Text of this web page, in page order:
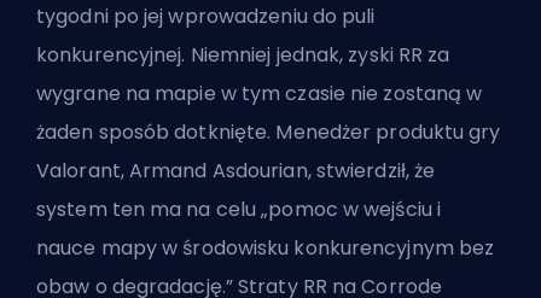
tygodni po jej wprowadzeniu do puli
konkurencyjnej. Niemniej jednak, zyski RR za
wygrane na mapie w tym czasie nie zostaną w
żaden sposób dotknięte. Menedżer produktu gry
Valorant, Armand Asdourian, stwierdził, że
system ten ma na celu „pomoc w wejściu i
nauce mapy w środowisku konkurencyjnym bez
obaw o degradację.” Straty RR na Corrode